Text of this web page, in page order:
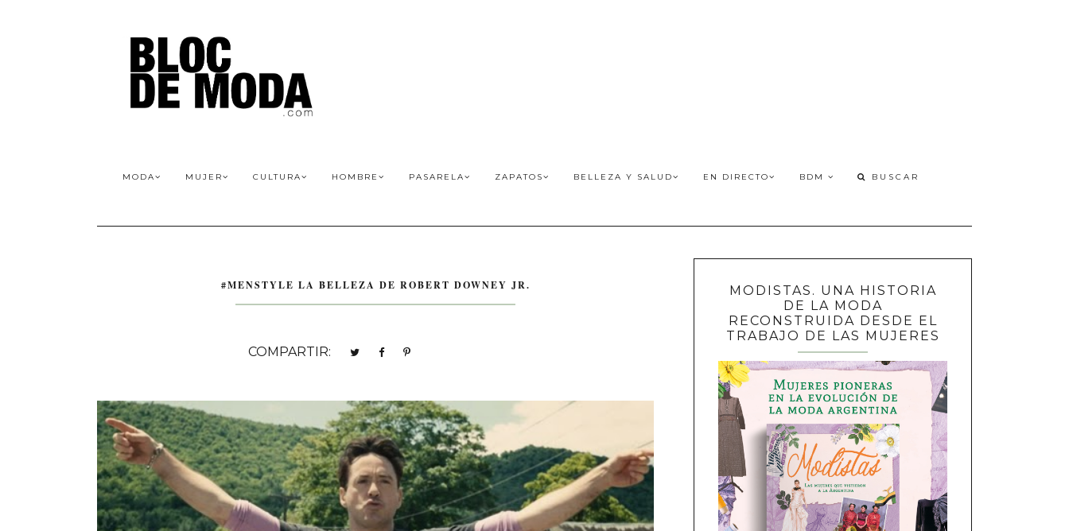
MODA MUJER CULTURA HOMBRE PASARELA ZAPATOS BELLEZA Y SALUD EN DIRECTO BDM
#MENSTYLE LA BELLEZA DE ROBERT DOWNEY JR.
COMPARTIR:
MODISTAS. UNA HISTORIA
DE LA MODA
RECONSTRUIDA DESDE EL
TRABAJO DE LAS MUJERES